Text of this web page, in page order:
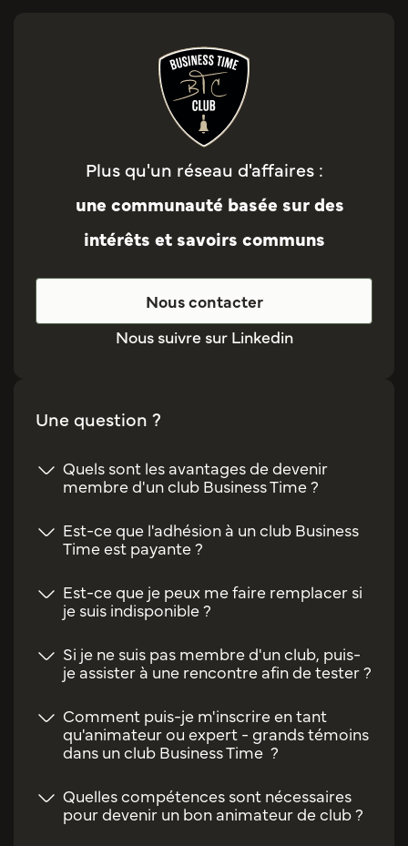
Plus qu'un réseau d'affaires :
une communauté basée sur des
intérêts et savoirs communs
Nous contacter
Nous suivre sur Linkedin
Une question ?
Quels sont les avantages de devenir
membre d'un club Business Time ?
Est-ce que l'adhésion à un club Business
Time est payante ?
Est-ce que je peux me faire remplacer si
je suis indisponible ?
Si je ne suis pas membre d'un club, puis-
je assister à une rencontre afin de tester ?
Comment puis-je m'inscrire en tant
qu'animateur ou expert - grands témoins
dans un club Business Time ?
Quelles compétences sont nécessaires
pour devenir un bon animateur de club ?